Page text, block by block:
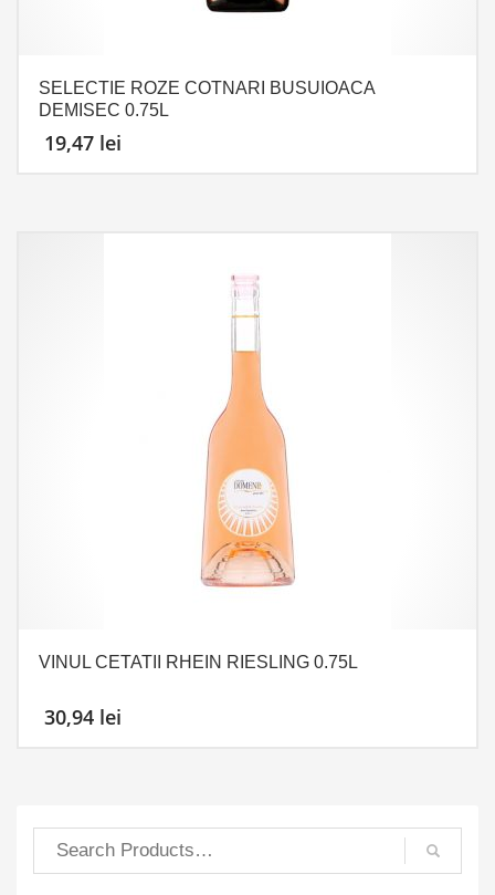
SELECTIE ROZE COTNARI BUSUIOACA
DEMISEC 0.75L
19,47 lei
VINUL CETATII RHEIN RIESLING 0.75L
30,94 lei